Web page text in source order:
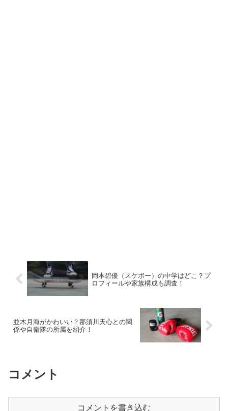
岡本碧優（スケボー）の中学はどこ？プ
ロフィールや家族構成も調査！
並木月海がかわいい？那須川天心との関
係や自衛隊の所属を紹介！
コメント
コメントを書き込む